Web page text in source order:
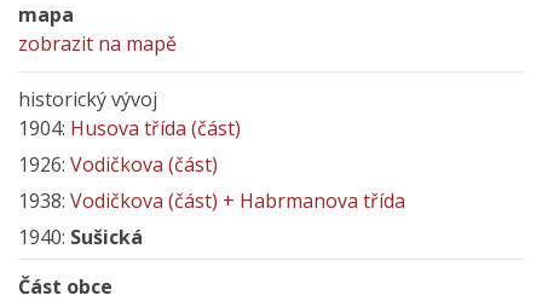
mapa
zobrazit na mapě
historický vývoj
1904: Husova třída (část)
1926: Vodičkova (část)
1938: Vodičkova (část) + Habrmanova třída
1940: Sušická
Část obce